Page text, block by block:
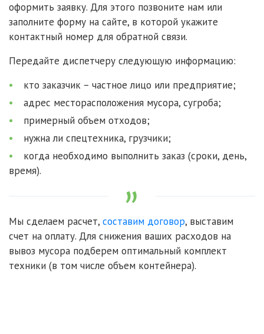
оформить заявку. Для этого позвоните нам или
заполните форму на сайте, в которой укажите
контактный номер для обратной связи.
Передайте диспетчеру следующую информацию:
кто заказчик – частное лицо или предприятие;
адрес месторасположения мусора, сугроба;
примерный объем отходов;
нужна ли спецтехника, грузчики;
когда необходимо выполнить заказ (сроки, день,
время).
Мы сделаем расчет, составим договор, выставим
счет на оплату. Для снижения ваших расходов на
вывоз мусора подберем оптимальный комплект
техники (в том числе объем контейнера).